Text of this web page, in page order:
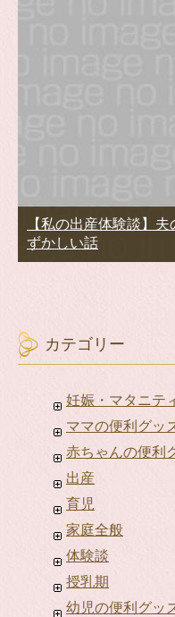
【私の出産体験談】
ずかしい話
カテゴリー
妊娠・マタニテ
ママの便利グッ
赤ちゃんの便利
出産
育児
家庭全般
体験談
授乳期
幼児の便利グッ